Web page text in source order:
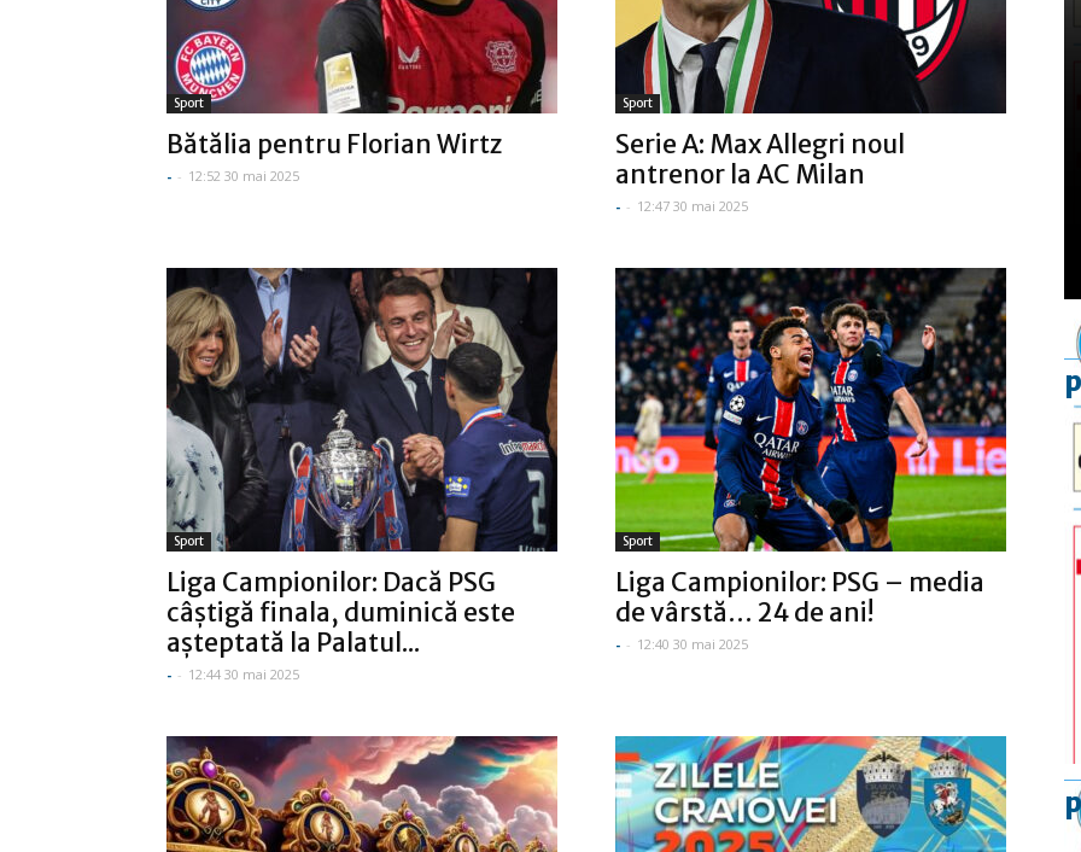
Sport
Bătălia pentru Florian Wirtz
- - 12:52 30 mai 2025
Sport
Serie A: Max Allegri noul
antrenor la AC Milan
- - 12:47 30 mai 2025
Sport
Liga Campionilor: Dacă PSG
câştigă finala, duminică este
aşteptată la Palatul...
- - 12:44 30 mai 2025
Sport
Liga Campionilor: PSG – media
de vârstă… 24 de ani!
- - 12:40 30 mai 2025